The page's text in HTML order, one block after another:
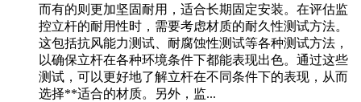
而有的则更加坚固耐用，适合长期固定安装。在评估监
控立杆的耐用性时，需要考虑材质的耐久性测试方法。
这包括抗风能力测试、耐腐蚀性测试等各种测试方法，
以确保立杆在各种环境条件下都能表现出色。通过这些
测试，可以更好地了解立杆在不同条件下的表现，从而
选择**适合的材质。另外，监...